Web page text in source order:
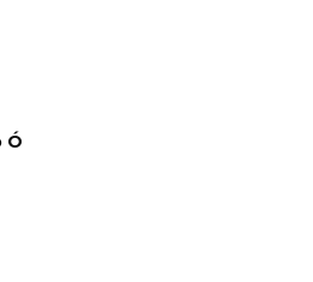
Ó